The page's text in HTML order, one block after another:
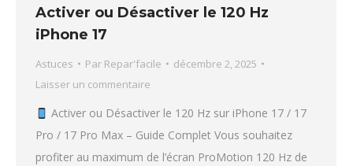
Activer ou Désactiver le 120 Hz
iPhone 17
Astuces Par Repar'facile
décembre 2, 2025
Laisser un commentaire
Activer ou Désactiver le 120 Hz sur iPhone 17 / 17
Pro / 17 Pro Max – Guide Complet Vous souhaitez
profiter au maximum de l’écran ProMotion 120 Hz de